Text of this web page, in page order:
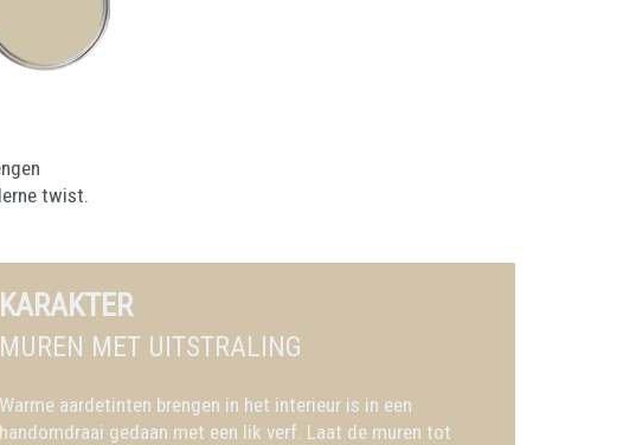
twist.
KARAKTER
MUREN MET UITSTRALING
Warme aardetinten brengen in het interieur is in een
handomdraai gedaan met een lik verf. Laat de muren tot